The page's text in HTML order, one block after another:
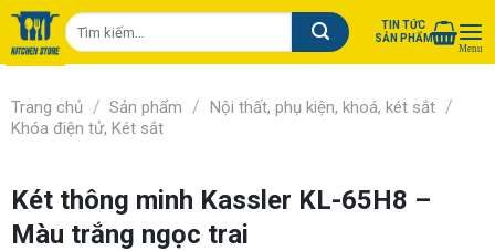
Chuyển
đến
nội
dung
Tìm
kiếm:
TIN TỨC
SẢN PHẨM
Trang chủ / Sản phẩm / Nội thất, phụ kiện, khoá, két sắt /
Khóa điện tử, Két sắt
Két thông minh Kassler KL-65H8 –
Màu trắng ngọc trai